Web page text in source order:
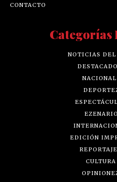
CONTACTO
Categorías
NOTICIAS
NACIONAL
EZENARIO
EDICIÓN
CULTURA